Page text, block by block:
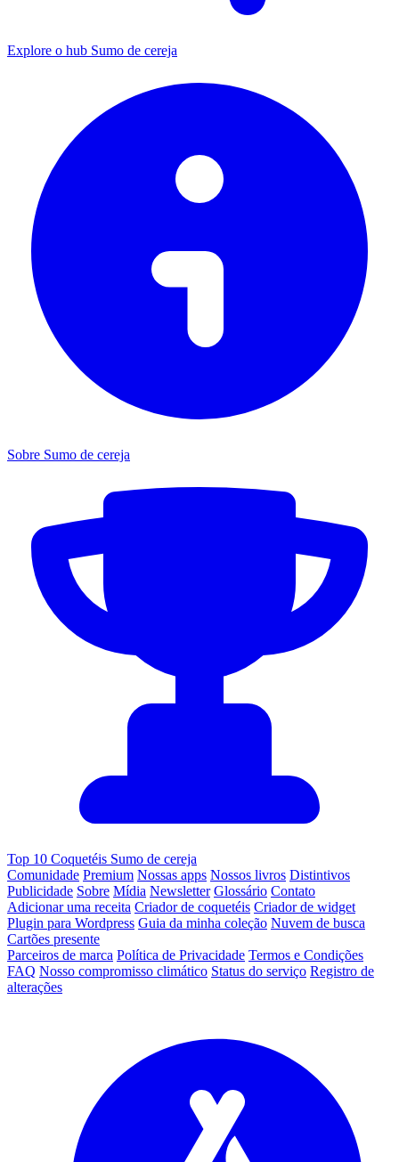
Explore o hub Sumo de cereja
Sobre Sumo de cereja
Top 10 Coquetéis Sumo de cereja
Comunidade Premium Nossas apps Nossos livros Distintivos
Publicidade Sobre Mídia Newsletter Glossário Contato
Adicionar uma receita Criador de coquetéis Criador de widget
Plugin para Wordpress Guia da minha coleção Nuvem de busca
Cartões presente
Parceiros de marca Política de Privacidade Termos e Condições
FAQ Nosso compromisso climático Status do serviço Registro de
alterações